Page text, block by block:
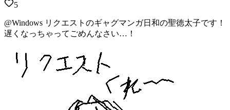
5
@Windows リクエストのギャグマンガ日和の聖徳太子です！
遅くなっちゃってごめんなさい…！